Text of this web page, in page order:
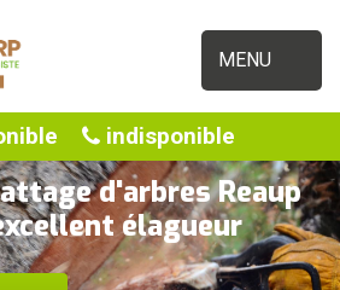
MENU
indisponible
d'arbres Reaup
élagueur